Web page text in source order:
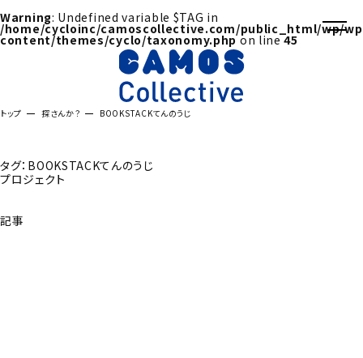
Warning: Undefined variable $TAG in
/home/cycloinc/camoscollective.com/public_html/wp/
content/themes/cyclo/taxonomy.phpon line45
トップ 探さんか？ BOOKSTACKてんのうじ
タグ：BOOKSTACKてんのうじ
プロジェクト
記事